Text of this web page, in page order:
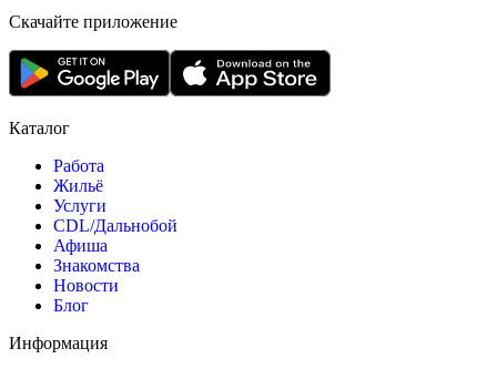
Скачайте приложение
Каталог
Работа
Жильё
Услуги
CDL/Дальнобой
Афиша
Знакомства
Новости
Блог
Информация